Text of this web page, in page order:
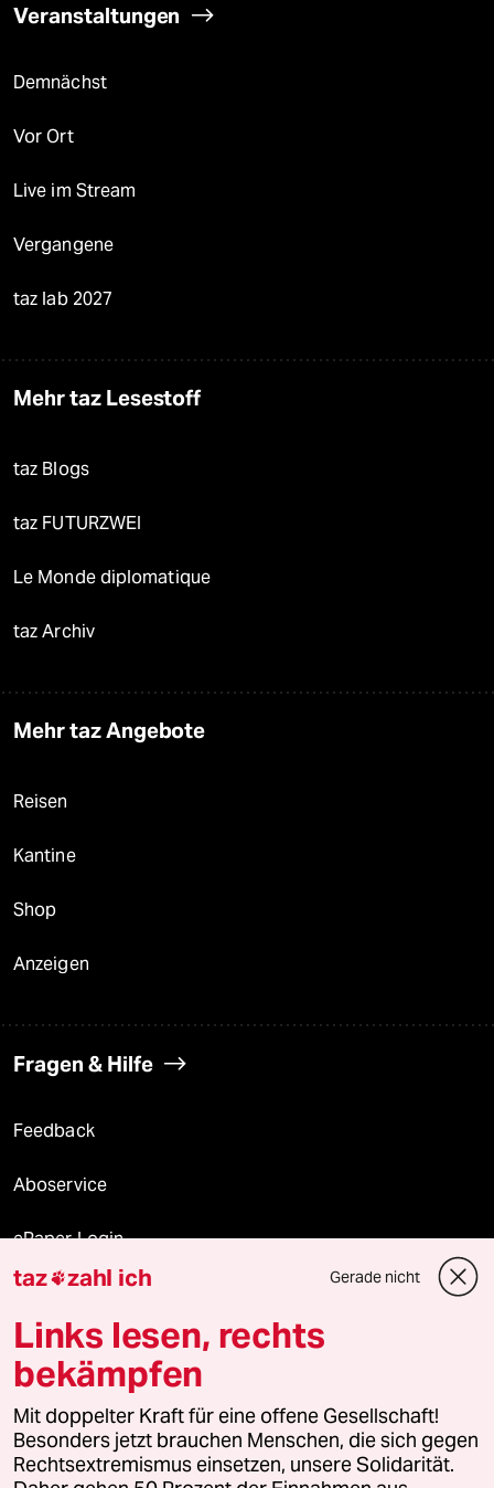
Veranstaltungen
Demnächst
Vor Ort
Live im Stream
Vergangene
taz lab 2027
Mehr taz Lesestoff
taz Blogs
taz FUTURZWEI
Le Monde diplomatique
taz Archiv
Mehr taz Angebote
Reisen
Kantine
Shop
Anzeigen
Fragen & Hilfe
Feedback
Aboservice
ePaper Login
Downloads für Abonnierende
© 2026 taz Verlags und Vertriebs GmbH
Alle Rechte vorbehalten. Bei rechtlichen Fragen oder für Genehmigungen
wenden Sie sich bitte an
lizenzen@taz.de
taz zahl ich Gerade nicht
Links lesen, rechts
bekämpfen
Mit doppelter Kraft für eine offene Gesellschaft!
Besonders jetzt brauchen Menschen, die sich gegen
Rechtsextremismus einsetzen, unsere Solidarität.